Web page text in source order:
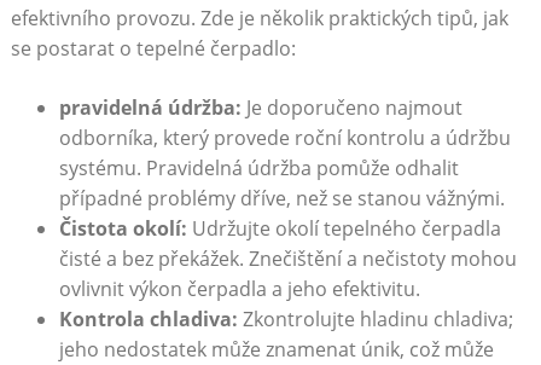
⁤efektivního provozu. Zde je ‍několik praktických tipů, jak
se postarat o⁢ tepelné ⁤čerpadlo:
pravidelná údržba: Je doporučeno⁤ najmout
‌odborníka, který provede roční kontrolu a ‍údržbu
systému. Pravidelná údržba‌ pomůže odhalit
případné problémy dříve, ⁤než se stanou‍ vážnými.
Čistota okolí: Udržujte okolí tepelného čerpadla⁣
čisté​ a bez překážek.⁤ Znečištění a nečistoty mohou
ovlivnit výkon čerpadla a⁣ jeho‍ efektivitu.
Kontrola chladiva: ⁣Zkontrolujte hladinu chladiva;
jeho nedostatek může znamenat únik, což‌ může⁣